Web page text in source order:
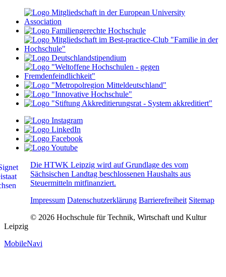
Die HTWK Leipzig wird auf Grundlage des vom
Sächsischen Landtag beschlossenen Haushalts aus
Steuermitteln mitfinanziert.
Impressum Datenschutzerklärung Barrierefreiheit Sitemap
© 2026 Hochschule für Technik, Wirtschaft und Kultur
Leipzig
MobileNavi